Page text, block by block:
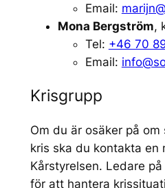
Email:
Mona Bergström,
Tel: +46 70
Email:
Krisgrupp
Om du är osäker på
kris ska du kontakta en
Kårstyrelsen. Ledare
för att hantera